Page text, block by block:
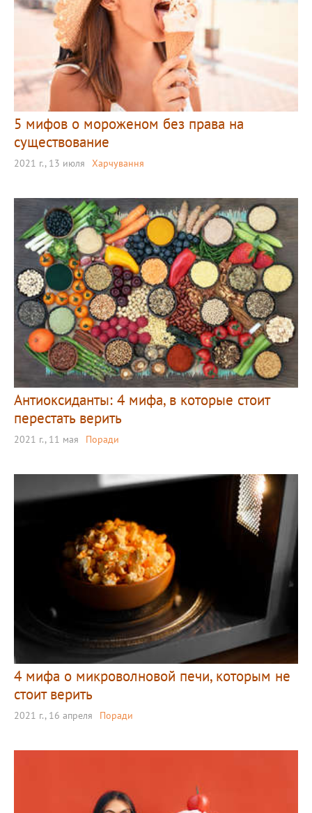
5 мифов о мороженом без права на
существование
2021 г., 13 июля Харчування
Антиоксиданты: 4 мифа, в которые стоит
перестать верить
2021 г., 11 мая Поради
4 мифа о микроволновой печи, которым не
стоит верить
2021 г., 16 апреля Поради